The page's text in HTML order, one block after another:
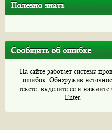
Полезно знать
Сообщить об ошибке
На сайте работает система
ошибок. Обнаружив
тексте, выделите ее и
Enter.